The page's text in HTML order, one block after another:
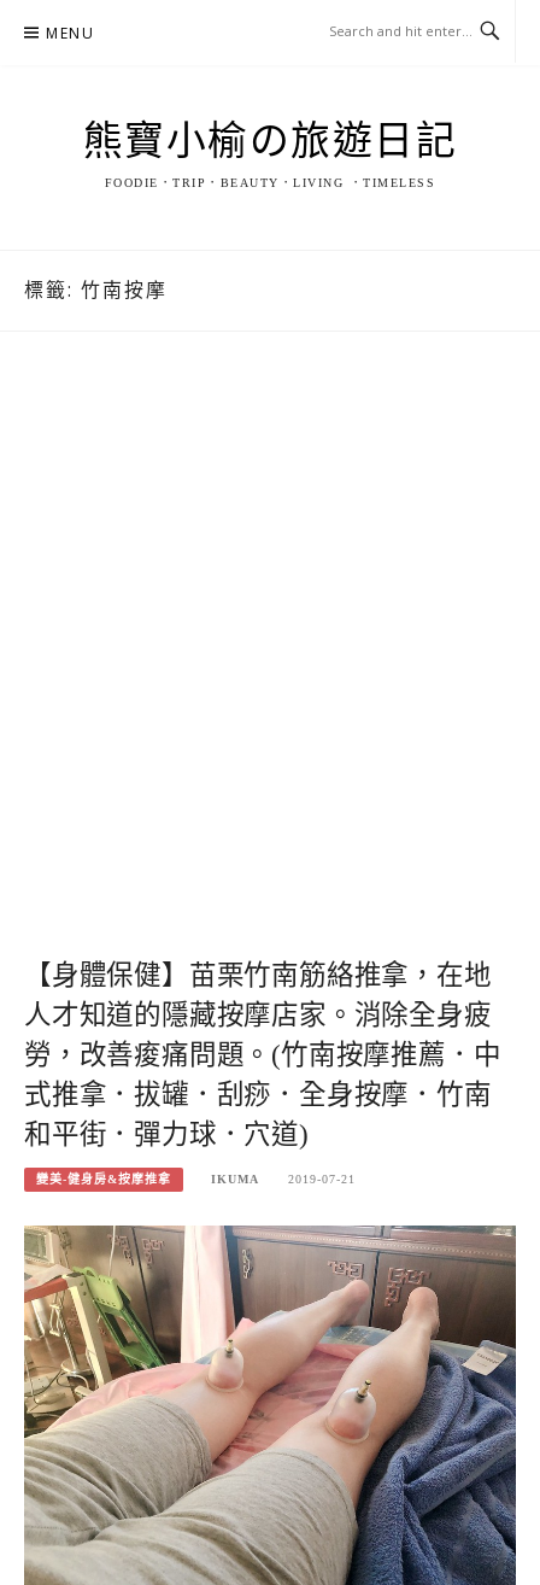
MENU
熊寶小榆の旅遊日記
FOODIE．TRIP．BEAUTY．LIVING ．TIMELESS
標籤: 竹南按摩
【身體保健】苗栗竹南筋絡推拿，在地
人才知道的隱藏按摩店家。消除全身疲
勞，改善痠痛問題。(竹南按摩推薦．中
式推拿．拔罐．刮痧．全身按摩．竹南
和平街．彈力球．穴道)
變美-健身房&按摩推拿 IKUMA 2019-07-21